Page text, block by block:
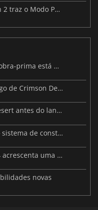
A atualização da Nintendo Switch 2 traz o Modo Portátil aos jogos mais antigos da Switch
GTA VI: Para além dos atrasos, a obra-prima está quase a chegar
Pearl Abyss revela imagens de jogo de Crimson Desert para a PS5
A controvérsia atinge Crimson Desert antes do lançamento
Subnautica 2 apresenta um novo sistema de construção de bases
O primeiro DLC de Borderlands 4 acrescenta uma nova personagem e muito mais
novas